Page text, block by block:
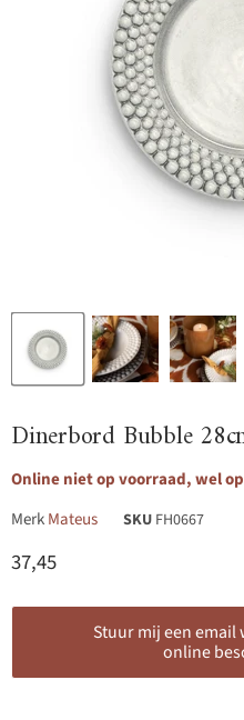
Dinerbord Bubble
Online niet op voorraad, wel
MerkMateus SKU FH0667
Huidige prijs
37,45
Stuur mij een
online